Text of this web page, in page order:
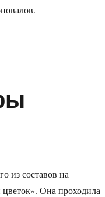
из составов на
Она проходила